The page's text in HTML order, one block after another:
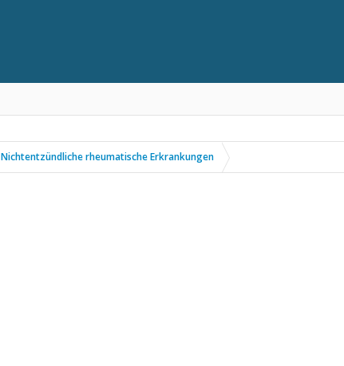
Nichtentzündliche rheumatische Erkrankungen